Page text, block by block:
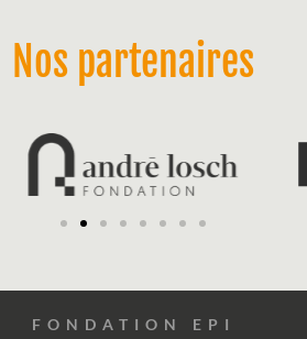
Nos partenaires
FONDATION EPI